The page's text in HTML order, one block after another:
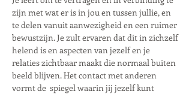
zijn met wat er is in jou en tussen jullie, en
te delen vanuit aanwezigheid en een ruimer
bewustzijn. Je zult ervaren dat dit in zichzelf
helend is en aspecten van jezelf en je
relaties zichtbaar maakt die normaal buiten
beeld blijven. Het contact met anderen
vormt de  spiegel waarin jij jezelf kunt